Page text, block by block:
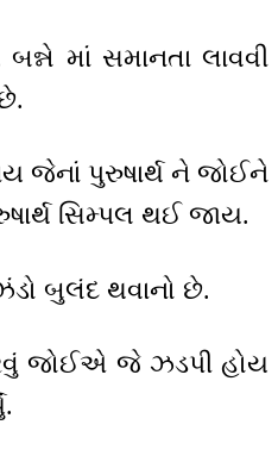
માં સમાનતા લાવવી
જેનાં પુરુષાર્થ ને જોઈને
સિમ્પલ થઈ જાય.
બુલંદ થવાનો છે.
જોઈએ જે ઝડપી હોય